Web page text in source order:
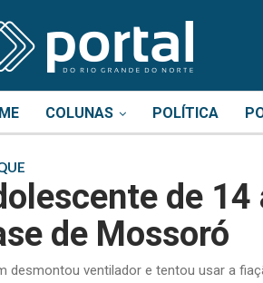
COLUNAS POLÍTICA
de
de Mossoró
desmontou ventilador e tentou usar a